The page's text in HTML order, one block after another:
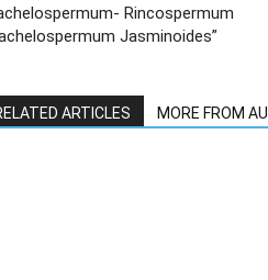
Rincospermum
Jasminoides”
ARTICLES MORE FROM